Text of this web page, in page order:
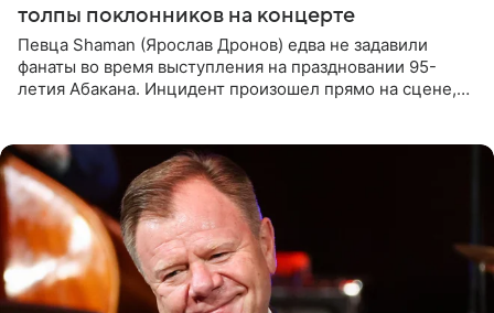
толпы поклонников на концерте
Певца Shaman (Ярослав Дронов) едва не задавили
фанаты во время выступления на праздновании 95-
летия Абакана. Инцидент произошел прямо на сцене,